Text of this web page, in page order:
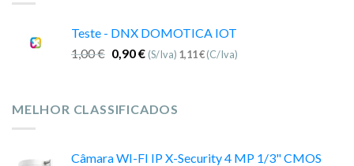
Teste - DNX DOMOTICA IOT
1,00€ 0,90€ (S/Iva) 1,11€(C/Iva)
MELHOR CLASSIFICADOS
Câmara WI-FI IP X-Security 4 MP 1/3" CMOS